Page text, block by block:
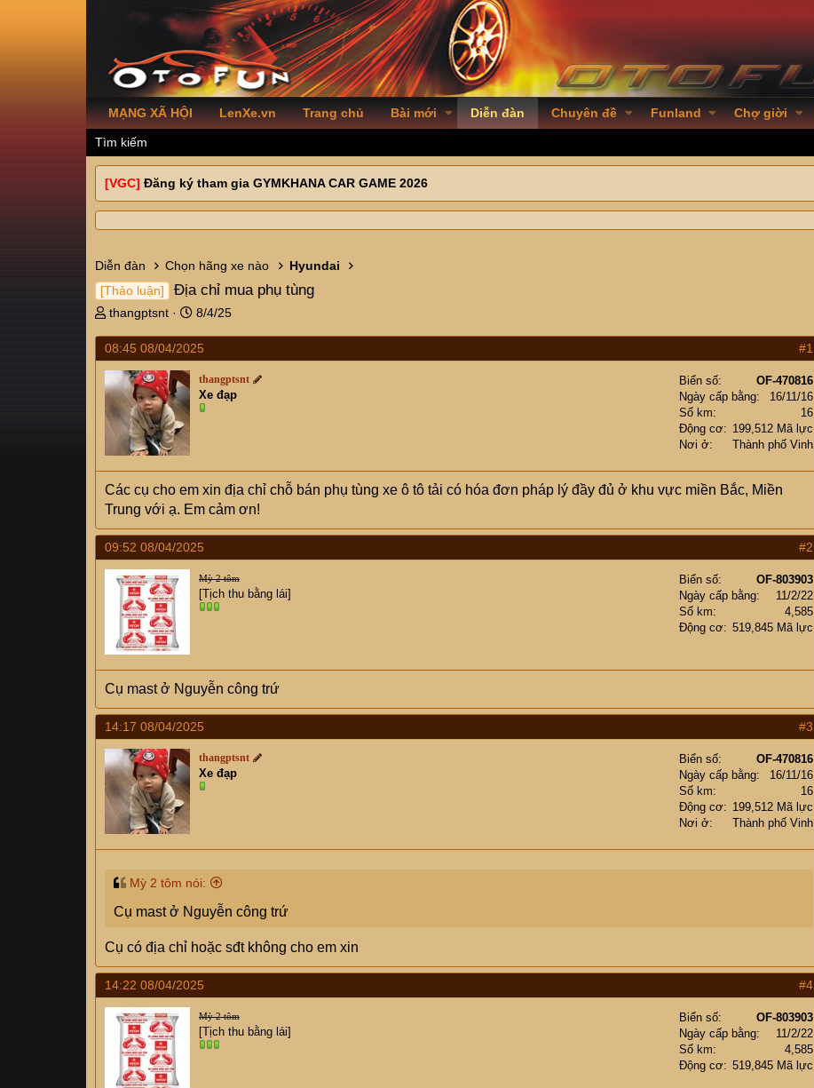
MẠNG XÃ HỘI LenXe.vn Trang chủ Bài mới Diễn đàn Chuyên đề Funland Chợ giời
Tìm kiếm
[VGC] Đăng ký tham gia GYMKHANA CAR GAME 2026
Diễn đàn Chọn hãng xe nào Hyundai
[Thảo luận] Địa chỉ mua phụ tùng
T
r
e
d
s
t
e
r
thangptsnt
N
à
y
g
ử
8/4/25
08:45 08/04/2025 #1
thangptsnt
Xe đạp
Biển số
OF-470816
Ngày cấp bằng
16/11/16
Số km
16
Động cơ
199,512 Mã lực
Nơi ở
Thành phố Vinh
Các cụ cho em xin địa chỉ chỗ bán phụ tùng xe ô tô tải có hóa đơn pháp lý đầy đủ ở khu vực miền Bắc, Miền
Trung với ạ. Em cảm ơn!
09:52 08/04/2025 #2
Mỳ 2 tôm
[Tịch thu bằng lái]
Biển số
OF-803903
Ngày cấp bằng
11/2/22
Số km
4,585
Động cơ
519,845 Mã lực
Cụ mast ở Nguyễn công trứ
14:17 08/04/2025 #3
thangptsnt
Xe đạp
Biển số
OF-470816
Ngày cấp bằng
16/11/16
Số km
16
Động cơ
199,512 Mã lực
Nơi ở
Thành phố Vinh
Mỳ 2 tôm nói:
Cụ mast ở Nguyễn công trứ
Cụ có địa chỉ hoặc sđt không cho em xin
14:22 08/04/2025 #4
Mỳ 2 tôm
[Tịch thu bằng lái]
Biển số
OF-803903
Ngày cấp bằng
11/2/22
Số km
4,585
Động cơ
519,845 Mã lực